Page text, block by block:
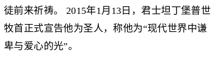
徒前来祈祷。 2015年1月13日，君士坦丁堡普世
牧首正式宣告他为圣人，称他为“现代世界中谦
卑与爱心的光”。